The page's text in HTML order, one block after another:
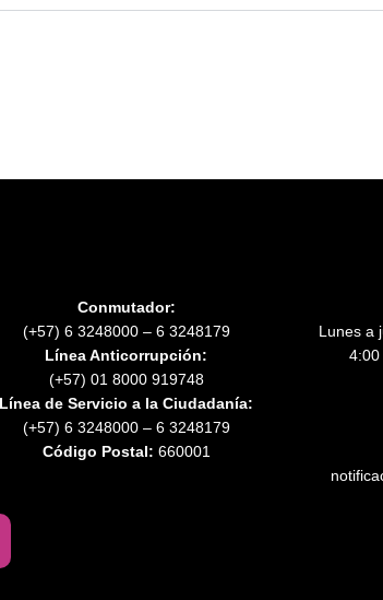
Conmutador:
(+57) 6 3248000 – 6 3248179
Línea Anticorrupción:
(+57) 01 8000 919748
Línea de Servicio a la Ciudadanía:
(+57) 6 3248000 – 6 3248179
Código Postal: 660001
Lunes a
4:00